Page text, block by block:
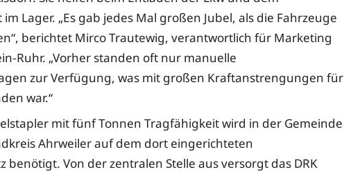
Lager. „Es gab jedes Mal großen Jubel, als die Fahrzeuge
berichtet Mirco Trautewig, verantwortlich für Marketing
Ruhr. „Vorher standen oft nur manuelle
zur Verfügung, was mit großen Kraftanstrengungen für
war.“
mit fünf Tonnen Tragfähigkeit wird in der Gemeinde
Ahrweiler auf dem dort eingerichteten
benötigt. Von der zentralen Stelle aus versorgt das DRK